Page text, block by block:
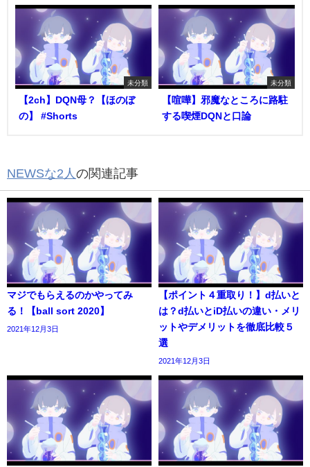
未分類
【2ch】DQN母？【ほのぼ
の】 #Shorts
未分類
【喧嘩】邪魔なところに路駐
する喫煙DQNと口論
NEWSな2人 の関連記事
マジでもらえるのかやってみ
る！【ball sort 2020】
2021年12月3日
【ポイント４重取り！】d払いと
は？d払いとiD払いの違い・メリ
ットやデメリットを徹底比較５
選
2021年12月3日